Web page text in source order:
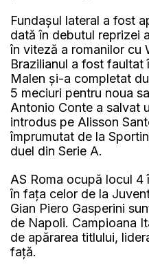
Fundașul lateral a fost
dată în debutul reprizei
în viteză a romanilor cu
Brazilianul a fost faultat
Malen şi-a completat
5 meciuri pentru noua
Antonio Conte a salvat
introdus pe Alisson
împrumutat de la
duel din Serie A.
AS Roma ocupă locul 4
în fața celor de la
Gian Piero Gasperini
de Napoli. Campioana
de apărarea titlului,
față.